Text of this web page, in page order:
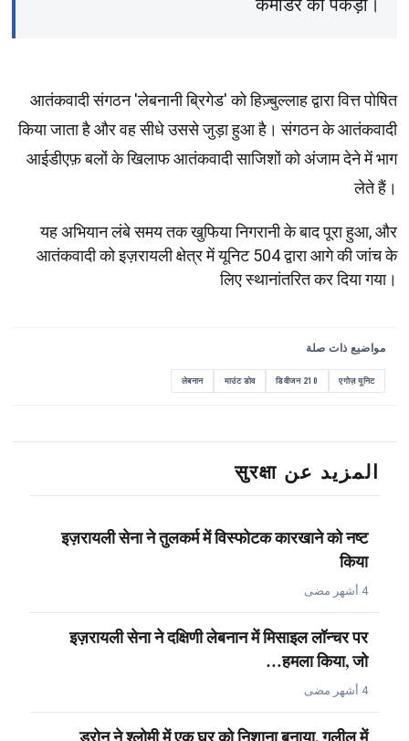
कमांडर को पकड़ा।
आतंकवादी संगठन 'लेबनानी ब्रिगेड' को हिज़्बुल्लाह द्वारा वित्त पोषित
किया जाता है और वह सीधे उससे जुड़ा हुआ है। संगठन के आतंकवादी
आईडीएफ़ बलों के खिलाफ आतंकवादी साजिशों को अंजाम देने में भाग
लेते हैं।
यह अभियान लंबे समय तक खुफिया निगरानी के बाद पूरा हुआ, और
आतंकवादी को इज़रायली क्षेत्र में यूनिट 504 द्वारा आगे की जांच के
लिए स्थानांतरित कर दिया गया।
مواضيع ذات صلة
एगोज़ यूनिट
डिवीजन 210
माउंट डोव
लेबनान
المزيد عن सुरक्षा
इज़रायली सेना ने तुलकर्म में विस्फोटक कारखाने को नष्ट
किया
4 أشهر مضى
इज़रायली सेना ने दक्षिणी लेबनान में मिसाइल लॉन्चर पर
हमला किया, जो…
4 أشهر مضى